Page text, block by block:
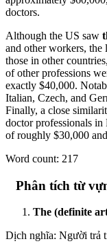
doctors.
Although the US saw
and other workers, the
those in other
of other professions
exactly $40,000.
Italian, Czech, and
Finally, a close
doctor professionals
of roughly $30,000
Word count: 217
Phân tích từ
The (definite
Dịch nghĩa: Người trả